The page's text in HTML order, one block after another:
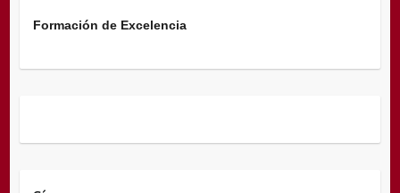
Formación de Excelencia